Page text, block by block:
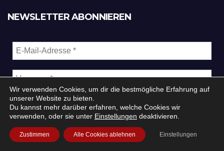
NEWSLETTER ABONNIEREN
Wir verwenden Cookies, um dir die bestmögliche Erfahrung auf
unserer Website zu bieten.
Du kannst mehr darüber erfahren, welche Cookies wir
verwenden, oder sie unter Einstellungen deaktivieren.
Zustimmen Alle Cookies ablehnen Einstellungen